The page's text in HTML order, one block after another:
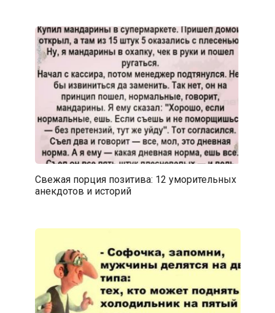
Свежая порция позитива: 12 уморительных
анекдотов и историй